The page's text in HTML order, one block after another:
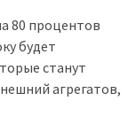
80 процентов
будет
станут
агрегатов,